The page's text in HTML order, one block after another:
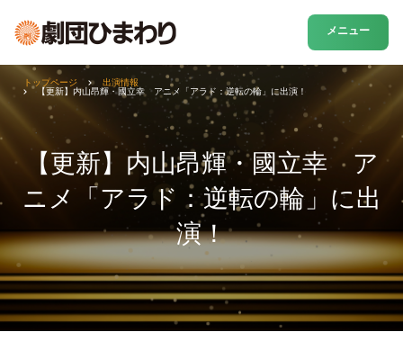
メニュー
【更新】内山昂輝・國立幸 ア
ニメ「アラド：逆転の輪」に出
演！
トップページ
出演情報
【更新】内山昂輝・國立幸 アニメ「アラド：逆転の輪」に出演！